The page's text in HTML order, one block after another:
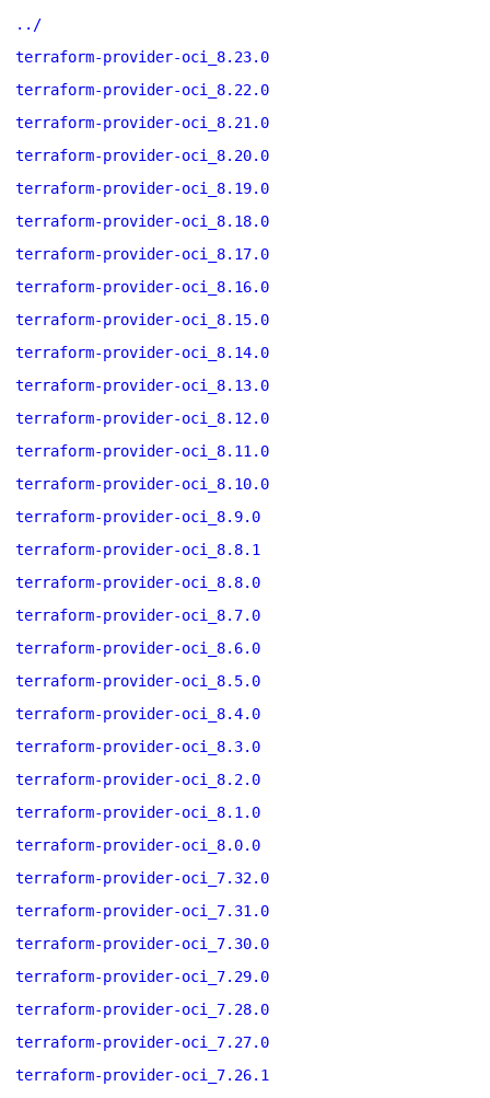
../
terraform-provider-oci_8.23.0
terraform-provider-oci_8.22.0
terraform-provider-oci_8.21.0
terraform-provider-oci_8.20.0
terraform-provider-oci_8.19.0
terraform-provider-oci_8.18.0
terraform-provider-oci_8.17.0
terraform-provider-oci_8.16.0
terraform-provider-oci_8.15.0
terraform-provider-oci_8.14.0
terraform-provider-oci_8.13.0
terraform-provider-oci_8.12.0
terraform-provider-oci_8.11.0
terraform-provider-oci_8.10.0
terraform-provider-oci_8.9.0
terraform-provider-oci_8.8.1
terraform-provider-oci_8.8.0
terraform-provider-oci_8.7.0
terraform-provider-oci_8.6.0
terraform-provider-oci_8.5.0
terraform-provider-oci_8.4.0
terraform-provider-oci_8.3.0
terraform-provider-oci_8.2.0
terraform-provider-oci_8.1.0
terraform-provider-oci_8.0.0
terraform-provider-oci_7.32.0
terraform-provider-oci_7.31.0
terraform-provider-oci_7.30.0
terraform-provider-oci_7.29.0
terraform-provider-oci_7.28.0
terraform-provider-oci_7.27.0
terraform-provider-oci_7.26.1